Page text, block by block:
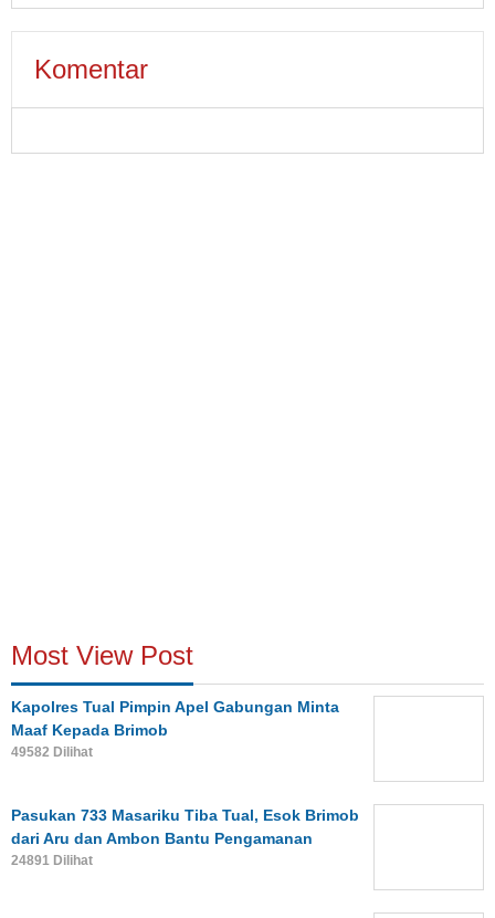
Komentar
Most View Post
Kapolres Tual Pimpin Apel Gabungan Minta
Maaf Kepada Brimob
49582 Dilihat
Pasukan 733 Masariku Tiba Tual, Esok Brimob
dari Aru dan Ambon Bantu Pengamanan
24891 Dilihat